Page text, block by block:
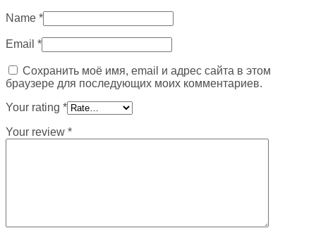
Name *
Email *
Сохранить моё имя, email и адрес сайта в этом
браузере для последующих моих комментариев.
Your rating *
Your review *